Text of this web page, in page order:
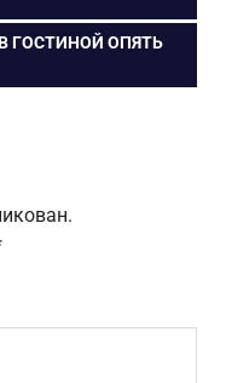
ГОСТИНОЙ ОПЯТЬ